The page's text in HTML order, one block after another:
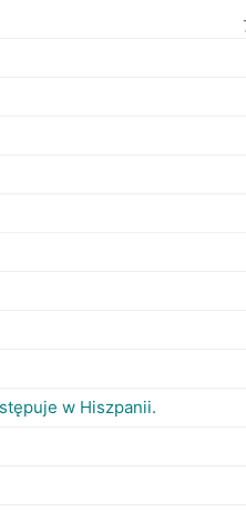
w Hiszpanii.